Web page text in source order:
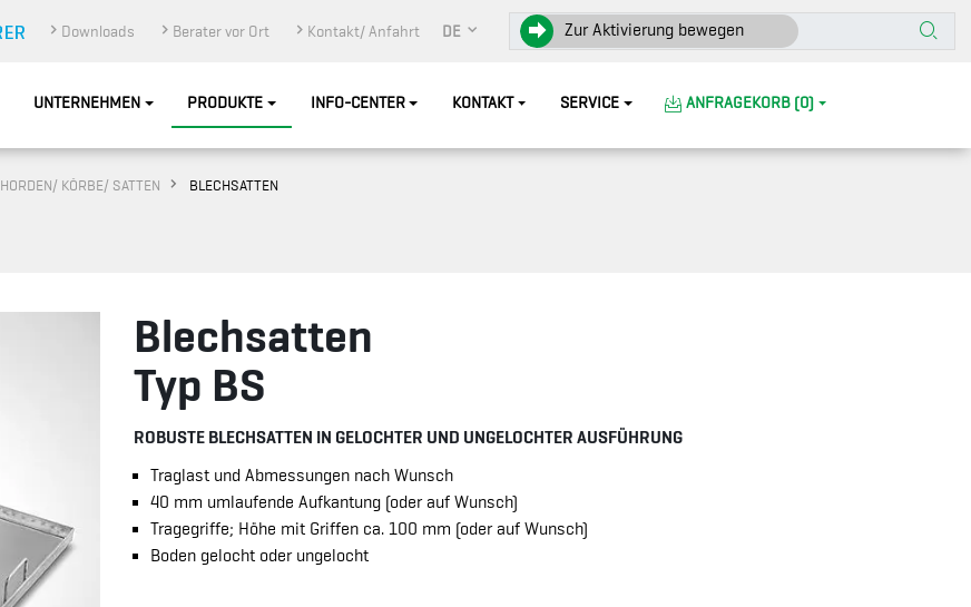
Downloads Berater vor Ort Kontakt/ Anfahrt DE Zur Aktivierung bewegen
UNTERNEHMEN PRODUKTE INFO-CENTER KONTAKT SERVICE ANFRAGEKORB (0)
KÖRBE/ SATTEN BLECHSATTEN
Blechsatten
Typ BS
ROBUSTE BLECHSATTEN IN GELOCHTER UND UNGELOCHTER AUSFÜHRUNG
Traglast und Abmessungen nach Wunsch
40 mm umlaufende Aufkantung (oder auf Wunsch)
Tragegriffe; Höhe mit Griffen ca. 100 mm (oder auf Wunsch)
Boden gelocht oder ungelocht